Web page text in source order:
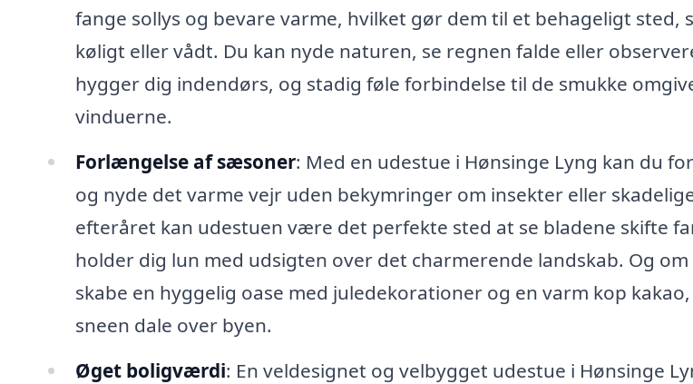
fange sollys og bevare varme, hvilket gør dem til et behageligt sted,
køligt eller vådt. Du kan nyde naturen, se regnen falde eller
hygger dig indendørs, og stadig føle forbindelse til de smukke
vinduerne.
Forlængelse af sæsoner: Med en udestue i Hønsinge Lyng kan du
og nyde det varme vejr uden bekymringer om insekter eller
efteråret kan udestuen være det perfekte sted at se bladene skifte
holder dig lun med udsigten over det charmerende landskab. Og
skabe en hyggelig oase med juledekorationer og en varm kop
sneen dale over byen.
Øget boligværdi: En veldesignet og velbygget udestue i Hønsinge